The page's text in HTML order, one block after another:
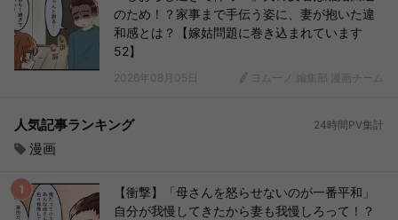
のため！？家事まで手伝う姿に、妻が抱いた違
和感とは？【嫁姑問題に巻き込まれています
52】
2026年08月05日 ヨムーノ 編集部 漫画チーム
人気記事ランキング 24時間PV集計
漫画
【衝撃】「母さんを怒らせないのが一番平和」
自分が我慢してきたから妻も我慢しろって！？